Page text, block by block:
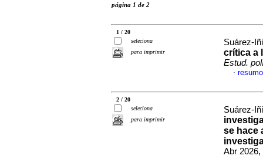
página 1 de 2
1 / 20
seleciona
para imprimir
Suárez-
crítica a
Estud.
·
2 / 20
seleciona
para imprimir
Suárez-
se hace
Abr 2026,